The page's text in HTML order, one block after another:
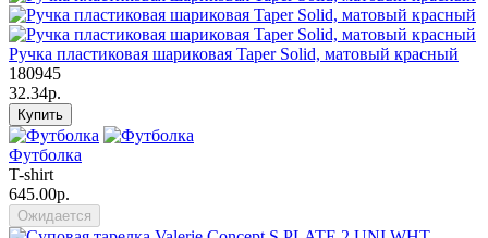
Ручка пластиковая шариковая Taper Solid, матовый красный
180945
32.34р.
Купить
Футболка
T-shirt
645.00р.
Ожидается